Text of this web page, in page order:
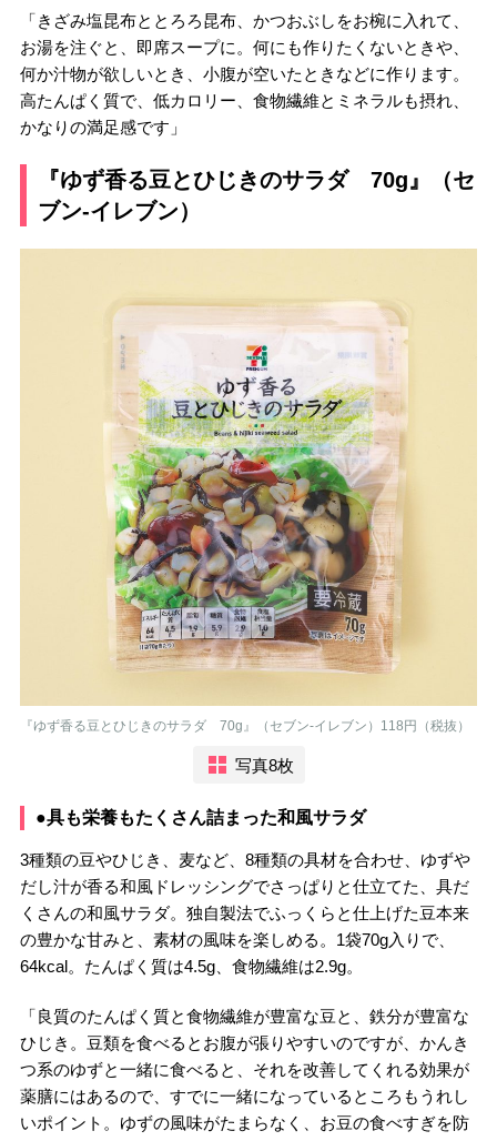
「きざみ塩昆布ととろろ昆布、かつおぶしをお椀に入れて、
お湯を注ぐと、即席スープに。何にも作りたくないときや、
何か汁物が欲しいとき、小腹が空いたときなどに作ります。
高たんぱく質で、低カロリー、食物繊維とミネラルも摂れ、
かなりの満足感です」
『ゆず香る豆とひじきのサラダ 70g』（セ
ブン-イレブン）
『ゆず香る豆とひじきのサラダ 70g』（セブン-イレブン）118円（税抜）
写真8枚
●具も栄養もたくさん詰まった和風サラダ
3種類の豆やひじき、麦など、8種類の具材を合わせ、ゆずや
だし汁が香る和風ドレッシングでさっぱりと仕立てた、具だ
くさんの和風サラダ。独自製法でふっくらと仕上げた豆本来
の豊かな甘みと、素材の風味を楽しめる。1袋70g入りで、
64kcal。たんぱく質は4.5g、食物繊維は2.9g。
「良質のたんぱく質と食物繊維が豊富な豆と、鉄分が豊富な
ひじき。豆類を食べるとお腹が張りやすいのですが、かんき
つ系のゆずと一緒に食べると、それを改善してくれる効果が
薬膳にはあるので、すでに一緒になっているところもうれし
いポイント。ゆずの風味がたまらなく、お豆の食べすぎを防